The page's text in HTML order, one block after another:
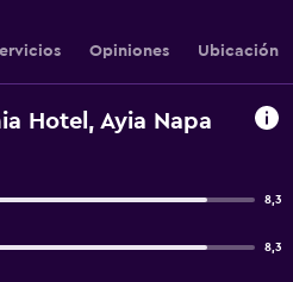
Opiniones Ubicación
Hotel, Ayia Napa
8,3
8,3